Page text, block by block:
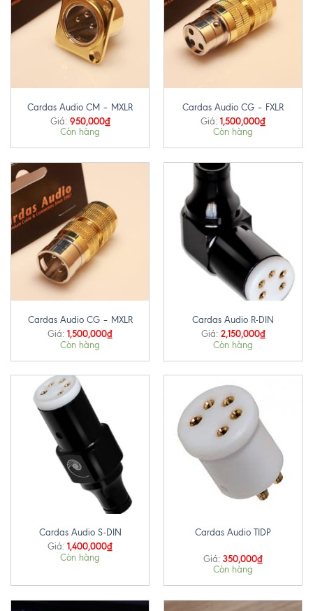
Cardas Audio CM – MXLR
Giá: 950,000₫
Còn hàng
Cardas Audio CG – FXLR
Giá: 1,500,000₫
Còn hàng
Cardas Audio CG – MXLR
Giá: 1,500,000₫
Còn hàng
Cardas Audio R-DIN
Giá: 2,150,000₫
Còn hàng
Cardas Audio S-DIN
Giá: 1,400,000₫
Còn hàng
Cardas Audio TIDP
Giá: 350,000₫
Còn hàng